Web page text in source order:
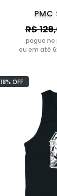
R$
pague no
ou em até
18% OFF